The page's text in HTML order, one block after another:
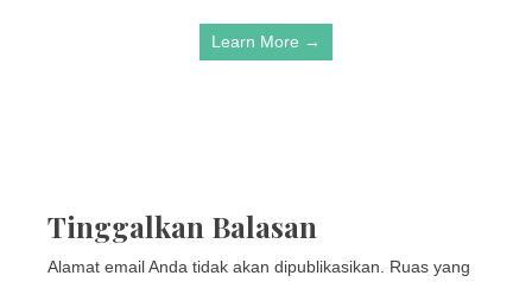
Learn More →
Tinggalkan Balasan
Alamat email Anda tidak akan dipublikasikan.
Ruas yang